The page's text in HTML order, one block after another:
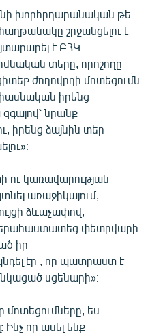
խորհրդարանական թե
շրջանցելու է
է ԲՀԿ
տերը, որոշողը
ժողովրդի մոտեցումն
իրենց
նրանք
իրենց ձայնին տեր
ու կառավարության
առաջիկայում,
ձևաչափով,
փետրվարի
իր
էր , որ պատրաստ է
սցենարի»։
մոտեցումները, ես
Ինչ որ ասել ենք